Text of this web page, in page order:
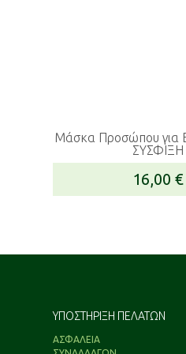
Μάσκα Προσώπου για
ΣYΣΦIΞΗ
16,00€
ΥΠΟΣΤΗΡΙΞΗ ΠΕΛΑΤΩΝ
ΑΣΦΑΛΕΙΑ